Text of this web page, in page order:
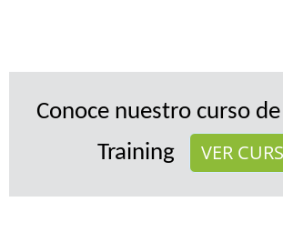
Conoce nuestro curso
Training
VER